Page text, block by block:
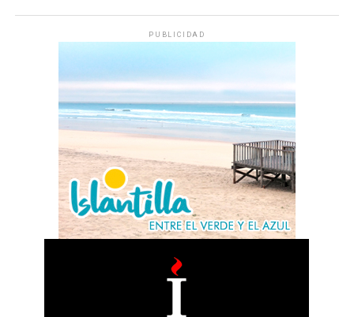
PUBLICIDAD